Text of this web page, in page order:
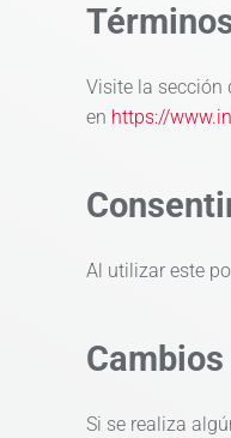
Visite la sección
en https://
Al utilizar este
Si se realiza